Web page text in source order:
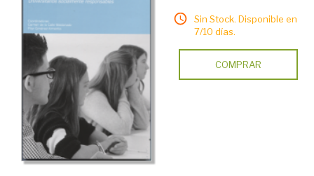
Sin Stock. Disponible en
7/10 días.
COMPRAR